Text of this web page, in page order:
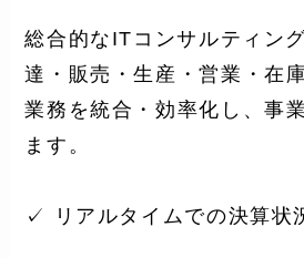
総合的なITコンサルティン
達・販売・生産・営業・在
業務を統合・効率化し、事
ます。
✓ リアルタイムでの決算状